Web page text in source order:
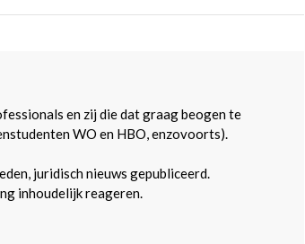
en zij die dat graag beogen te
WO en HBO, enzovoorts).
juridisch nieuws gepubliceerd.
inhoudelijk reageren.